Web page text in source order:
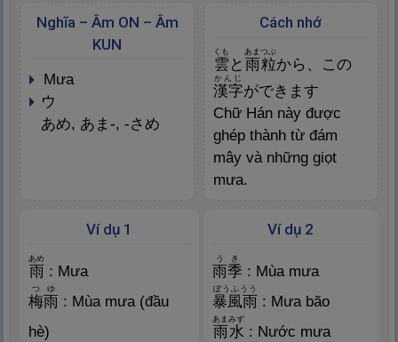
Cách nhớ
雲
くも
と 雨粒
あまつぶ
から、この
漢字
かんじ
ができます
Chữ Hán này được
ghép thành từ đám
mây và những giọt
mưa.
Nghĩa – Âm ON – Âm
KUN
mưa
ウ
あめ, あま-, -さめ
Ví dụ 1
雨
あめ
: Mưa
梅雨
つゆ
: Mùa mưa (đầu
hè)
Ví dụ 2
雨季
うき
: Mùa mưa
暴風雨
ぼうふうう
: Mưa bão
雨水
あまみず
: Nước mưa